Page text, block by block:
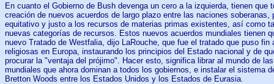
En cuanto el Gobierno de Bush devenga un cero a la izquierda, tienen que
creación de nuevos acuerdos de largo plazo entre las naciones soberanas,
equitativo y justo a los recursos de materias primas existentes, así como
nuevas categorías de recursos. Estos nuevos acuerdos mundiales tienen
nuevo Tratado de Westfalia, dijo LaRouche, que fue el tratado que puso fin
religiosas en Europa, instaurando los principios del Estado nacional y de
procurar la "ventaja del prójimo". Hacer esto, significa librar al mundo de
mundiales que ahora dominan a todos los gobiernos, e instalar el sistema
Bretton Woods entre los Estados Unidos y los Estados de Eurasia.